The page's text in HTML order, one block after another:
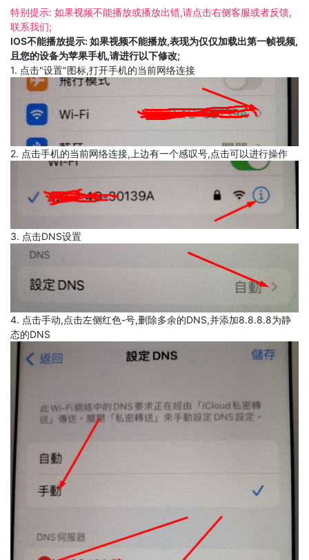
特别提示: 如果视频不能播放或播放出错,请点击右侧客服或者反馈,
联系我们;
IOS不能播放提示: 如果视频不能播放,表现为仅仅加载出第一帧视频,
且您的设备为苹果手机,请进行以下修改;
1. 点击"设置"图标,打开手机的当前网络连接
2. 点击手机的当前网络连接,上边有一个感叹号,点击可以进行操作
3. 点击DNS设置
4. 点击手动,点击左侧红色-号,删除多余的DNS,并添加8.8.8.8为静
态的DNS